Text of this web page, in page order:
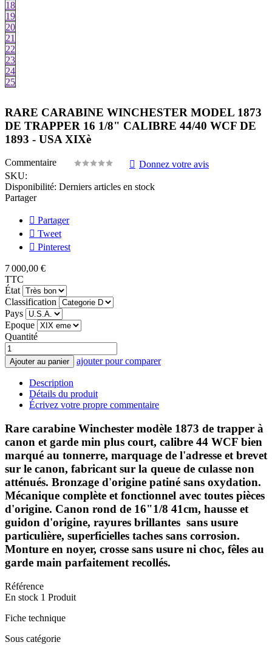
18
19
20
21
22
23
24
25
RARE CARABINE WINCHESTER MODEL 1873
DE TRAPPER 16 1/8" CALIBRE 44/40 WCF DE
1893 - USA XIXè
Commentaire
Donnez votre avis
SKU:
Disponibilité: Derniers articles en stock
Partager
Partager
Tweet
Pinterest
7 000,00 €
TTC
État
Classification
Pays
Epoque
Quantité
Ajouter au panier ajouter pour comparer
Description
Détails du produit
Écrivez votre propre commentaire
Rare carabine Winchester modèle 1873 de trapper à
canon et garde min plus court, calibre 44 WCF bien
marqué au tonnerre, marquage de l'adresse et brevet
sur le canon, fabricant sur la queue de culasse non
atténués. Bronzage d'origine patiné sans oxydation.
Mécanique complète et fonctionnel avec toutes pièces
d'origine. Canon rond de 16"1/8 41cm, hausse et
guidon d'origine, rayures brillantes sans usure
particulière, superficielles taches sans corrosion.
Monture en noyer, crosse sans usure ni choc, fêles au
garde main parfaitement recollés.
Référence
En stock 1 Produit
Fiche technique
Sous catégorie